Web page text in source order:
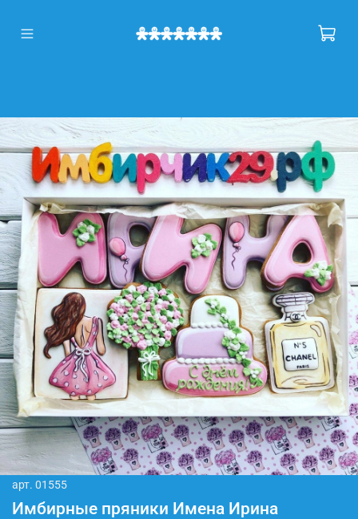
арт. 01555
Имбирные пряники Имена Ирина